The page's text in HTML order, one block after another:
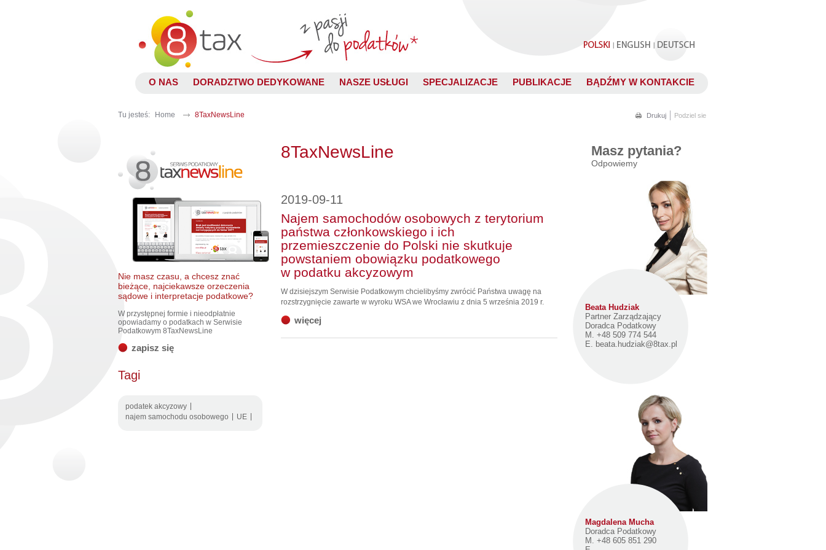
| |
O NAS DORADZTWO DEDYKOWANE NASZE USŁUGI SPECJALIZACJE PUBLIKACJE BĄDŹMY W KONTAKCIE
Drukuj Podziel sie
Tu jesteś: Home 8TaxNewsLine
Nie masz czasu, a chcesz znać
bieżące, najciekawsze orzeczenia
sądowe i interpretacje podatkowe?
W przystępnej formie i nieodpłatnie
opowiadamy o podatkach w Serwisie
Podatkowym 8TaxNewsLine
zapisz się
Tagi
podatek akcyzowy
najem samochodu osobowego
UE
8TaxNewsLine
2019-09-11
Najem samochodów osobowych z terytorium
państwa członkowskiego i ich
przemieszczenie do Polski nie skutkuje
powstaniem obowiązku podatkowego
w podatku akcyzowym
W dzisiejszym Serwisie Podatkowym chcielibyśmy zwrócić Państwa uwagę na
rozstrzygnięcie zawarte w wyroku WSA we Wrocławiu z dnia 5 września 2019 r.
więcej
Masz pytania?
Odpowiemy
Beata Hudziak
Partner Zarządzający
Doradca Podatkowy
M. +48 509 774 544
E. beata.hudziak@8tax.pl
Magdalena Mucha
Doradca Podatkowy
M. +48 605 851 290